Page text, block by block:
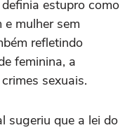
estupro como
mulher sem
refletindo
feminina, a
sexuais.
sugeriu que a lei do